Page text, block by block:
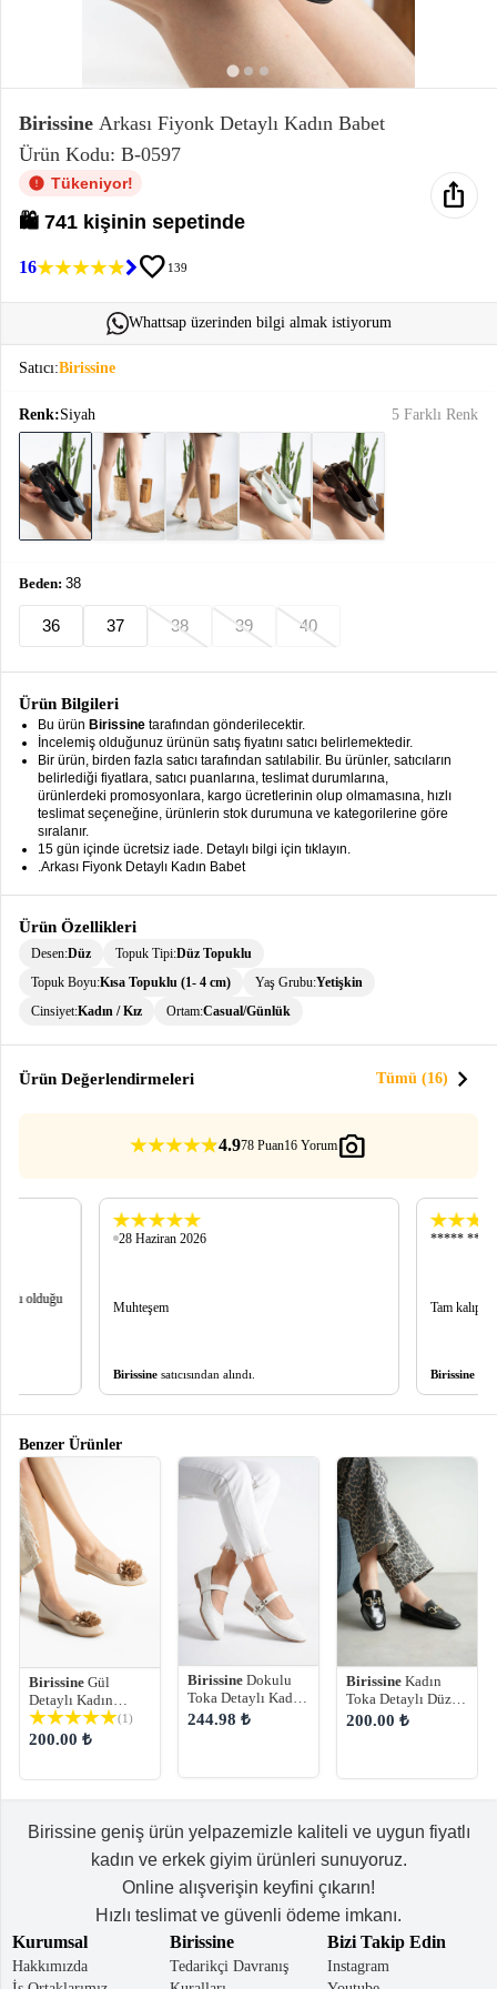
T-Shirt
Giyimkeyboard_arrow_down
Takımlarkeyboard_arrow_down
Alt
Giyimkeyboard_arrow_down
Dış
keyboard_arrow_down
Tesettür
Giyim keyboard_arrow_down
Büyük
Beden keyboard_arrow_down
keyboard_arrow_down
Birissine Arkası Fiyonk Detaylı Kadın Babet
Ürün Kodu: B-0597
Tükeniyor!
🛍️ 741 kişinin sepetinde
16 favorite 139
ios_share
Whattsap üzerinden bilgi almak istiyorum
Satıcı:Birissine
Renk:Siyah 5 Farklı Renk
Beden: 38
36 37 38 39 40
Ürün Bilgileri
Bu ürün Birissine tarafından gönderilecektir.
İncelemiş olduğunuz ürünün satış fiyatını satıcı belirlemektedir.
Bir ürün, birden fazla satıcı tarafından satılabilir. Bu ürünler, satıcıların
belirlediği fiyatlara, satıcı puanlarına, teslimat durumlarına,
ürünlerdeki promosyonlara, kargo ücretlerinin olup olmamasına, hızlı
teslimat seçeneğine, ürünlerin stok durumuna ve kategorilerine göre
sıralanır.
15 gün içinde ücretsiz iade. Detaylı bilgi için tıklayın.
.Arkası Fiyonk Detaylı Kadın Babet
Ürün Özellikleri
Desen:Düz Topuk Tipi:Düz Topuklu
Topuk Boyu:Kısa Topuklu (1- 4 cm) Yaş Grubu:Yetişkin
Cinsiyet:Kadın / Kız Ortam:Casual/Günlük
Ürün Değerlendirmeleri Tümü (16) chevron_right
4.978 Puan16 Yorumphoto_camera
olduğu
28 Haziran 2026
Muhteşem
Birissinesatıcısından alındı.
*****
Tam kalıp
Birissine
Benzer Ürünler
Birissine Gül
Detaylı Kadın
Babet
(1)
200.00 ₺
Birissine Dokulu
Toka Detaylı Kadın
Günlük Babet
244.98 ₺
Birissine Kadın
Toka Detaylı Düz
Taban Günlük
200.00 ₺
Birissine geniş ürün yelpazemizle kaliteli ve uygun fiyatlı
kadın ve erkek giyim ürünleri sunuyoruz.
Online alışverişin keyfini çıkarın!
Hızlı teslimat ve güvenli ödeme imkanı.
Kurumsal
Hakkımızda
Birissine
Tedarikçi Davranış
Bizi Takip Edin
Instagram